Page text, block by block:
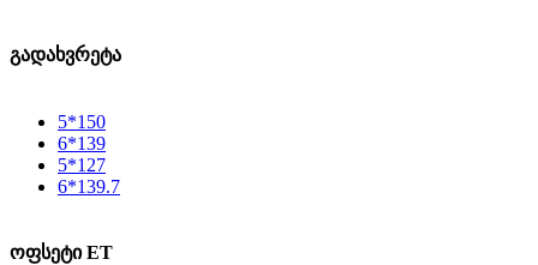
გადახვრეტა
5*150
6*139
5*127
6*139.7
ოფსეტი ET